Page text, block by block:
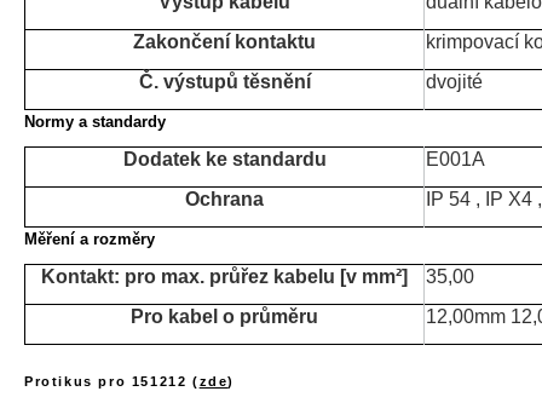
Zakončení kontaktu
krimpovací
Č. výstupů těsnění
dvojité
Normy a standardy
Dodatek ke standardu
E001A
Ochrana
IP 54 , IP X4
Měření a rozměry
Kontakt: pro max. průřez kabelu [v mm²]
35,00
Pro kabel o průměru
12,00mm
Protikus pro 151212 (zde)